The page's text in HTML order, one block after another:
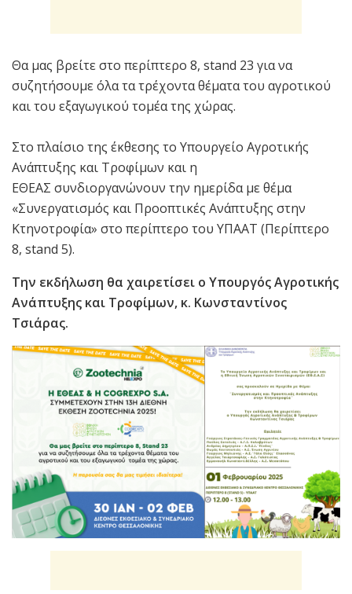
Θα μας βρείτε στο περίπτερο 8, stand 23 για να
συζητήσουμε όλα τα τρέχοντα θέματα του αγροτικού
και του εξαγωγικού τομέα της χώρας.
Στο πλαίσιο της έκθεσης το Υπουργείο Αγροτικής
Ανάπτυξης και Τροφίμων και η
ΕΘΕΑΣ συνδιοργανώνουν την ημερίδα με θέμα
«Συνεργατισμός και Προοπτικές Ανάπτυξης στην
Κτηνοτροφία» στο περίπτερο του ΥΠΑΑΤ (Περίπτερο
8, stand 5).
Την εκδήλωση θα χαιρετίσει ο Υπουργός Αγροτικής
Ανάπτυξης και Τροφίμων, κ. Κωνσταντίνος
Τσιάρας.